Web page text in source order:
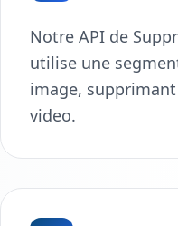
Notre API de
utilise une
image,
video.